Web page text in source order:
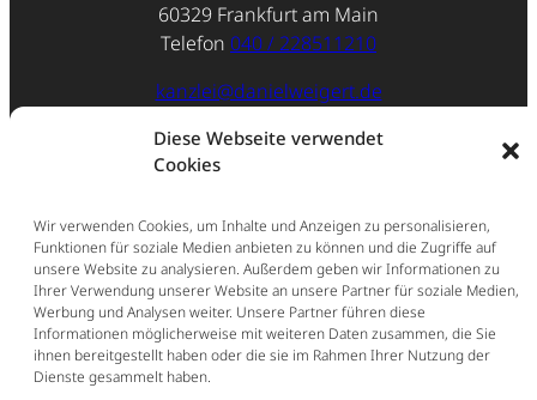
Diese Webseite verwendet
Cookies
Wir verwenden Cookies, um Inhalte und Anzeigen zu personalisieren,
Funktionen für soziale Medien anbieten zu können und die Zugriffe auf
unsere Website zu analysieren. Außerdem geben wir Informationen zu
Ihrer Verwendung unserer Website an unsere Partner für soziale Medien,
Werbung und Analysen weiter. Unsere Partner führen diese
Informationen möglicherweise mit weiteren Daten zusammen, die Sie
ihnen bereitgestellt haben oder die sie im Rahmen Ihrer Nutzung der
Dienste gesammelt haben.
60329 Frankfurt am Main
Telefon 040 / 228511210
kanzlei@danielweigert.de
Impressum
Datenschutz